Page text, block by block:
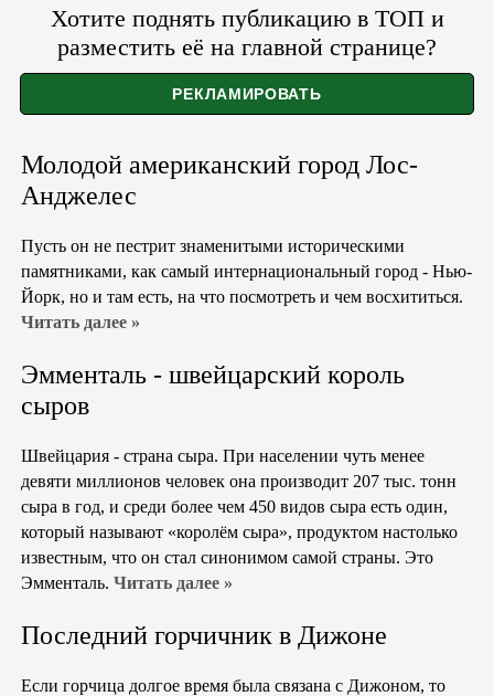
Хотите поднять публикацию в ТОП и
разместить её на главной странице?
Молодой американский город Лос-
Анджелес
Пусть он не пестрит знаменитыми историческими
памятниками, как самый интернациональный город - Нью-
Йорк, но и там есть, на что посмотреть и чем восхититься.
Читать далее »
Эмменталь - швейцарский король
сыров
Швейцария - страна сыра. При населении чуть менее
девяти миллионов человек она производит 207 тыс. тонн
сыра в год, и среди более чем 450 видов сыра есть один,
который называют «королём сыра», продуктом настолько
известным, что он стал синонимом самой страны. Это
Эмменталь. Читать далее »
Последний горчичник в Дижоне
Если горчица долгое время была связана с Дижоном, то